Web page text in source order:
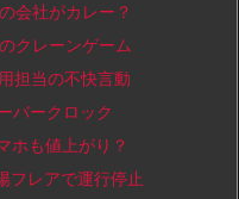
会社がカレー？
クレーンゲーム
担当の不快言動
バークロック
も値上がり？
レアで運行停止